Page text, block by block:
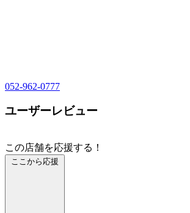
052-962-0777
ユーザーレビュー
この店舗を応援する！
ここから応援